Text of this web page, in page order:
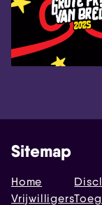
Sitemap
Home
Vrijwilligers